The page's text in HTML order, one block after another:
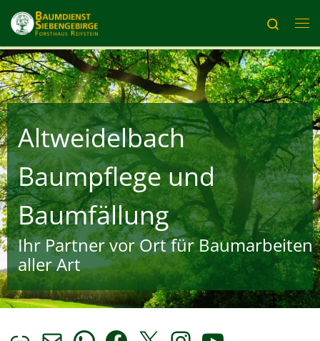
Zum Inhalt springen
Search
Altweidelbach
Baumpflege und
Baumfällung
Ihr Partner vor Ort für Baumarbeiten
aller Art